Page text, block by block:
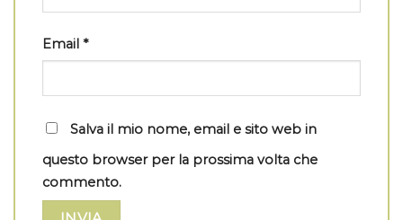
Email *
Salva il mio nome, email e sito web in
questo browser per la prossima volta che
commento.